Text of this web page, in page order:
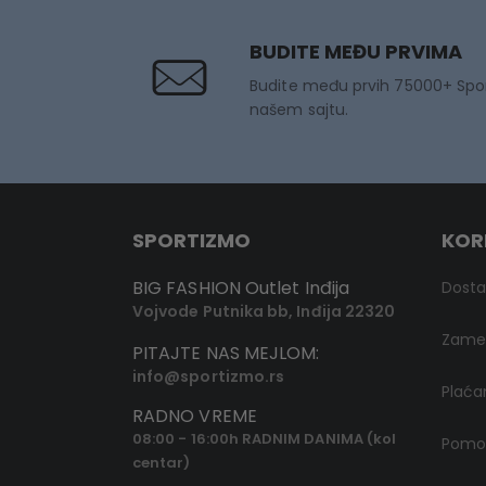
BUDITE MEĐU PRVIMA
Budite među prvih 75000+
našem sajtu.
SPORTIZMO
BIG FASHION Outlet Inđija
Vojvode Putnika bb, Inđija 22320
PITAJTE NAS MEJLOM:
info@sportizmo.rs
RADNO VREME
08:00 - 16:00h RADNIM DANIMA (kol
centar)